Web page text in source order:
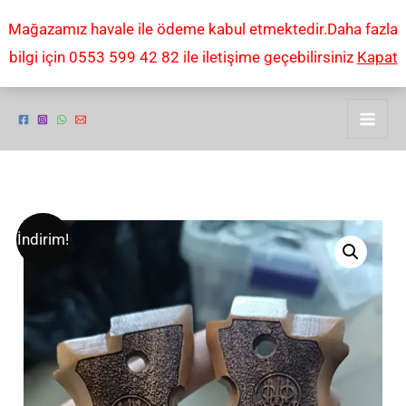
Mağazamız havale ile ödeme kabul etmektedir.Daha fazla
bilgi için 0553 599 42 82 ile iletişime geçebilirsiniz Kapat
İndirim!
Orijinal
₺1.000,00.
Şu
andaki
fiyat:
₺500,00.
Beretta
F
Fatih
13
ahşap